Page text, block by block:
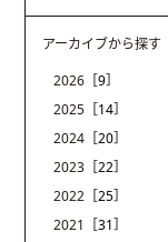
アーカイブから探す
2026 ［9］
2025 ［14］
2024 ［20］
2023 ［22］
2022 ［25］
2021
［31］